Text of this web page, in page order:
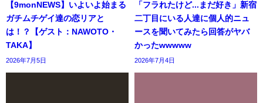
【9monNEWS】いよいよ始まる
ガチムチゲイ達の恋リアと
は！？【ゲスト：NAWOTO・
TAKA】
2026年7月5日
「フラれたけど...まだ好き」新宿
二丁目にいる人達に個人的ニュ
ースを聞いてみたら回答がヤバ
かったwwwww
2026年7月4日